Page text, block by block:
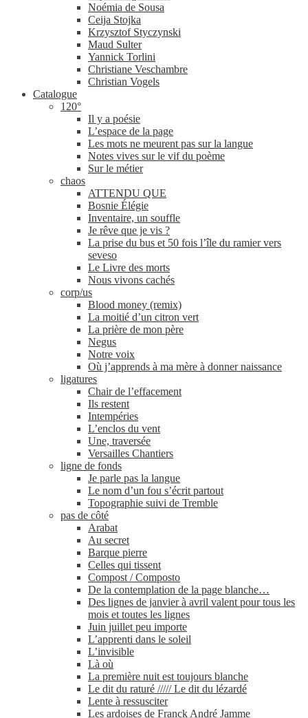
Noémia de Sousa
Ceija Stojka
Krzysztof Styczynski
Maud Sulter
Yannick Torlini
Christiane Veschambre
Christian Vogels
Catalogue
120°
Il y a poésie
L’espace de la page
Les mots ne meurent pas sur la langue
Notes vives sur le vif du poème
Sur le métier
chaos
ATTENDU QUE
Bosnie Élégie
Inventaire, un souffle
Je rêve que je vis ?
La prise du bus et 50 fois l’île du ramier vers
seveso
Le Livre des morts
Nous vivons cachés
corp/​us
Blood money (remix)
La moitié d’un citron vert
La prière de mon père
Negus
Notre voix
Où j’apprends à ma mère à donner naissance
ligatures
Chair de l’effacement
Ils restent
Intempéries
L’enclos du vent
Une, traversée
Versailles Chantiers
ligne de fonds
Je parle pas la langue
Le nom d’un fou s’écrit partout
Topographie suivi de Tremble
pas de côté
Arabat
Au secret
Barque pierre
Celles qui tissent
Compost / Composto
De la contemplation de la page blanche…
Des lignes de janvier à avril valent pour tous les
mois et toutes les lignes
Juin juillet peu importe
L’apprenti dans le soleil
L’invisible
Là où
La première nuit est toujours blanche
Le dit du raturé ///// Le dit du lézardé
Lente à ressusciter
Les ardoises de Franck André Jamme